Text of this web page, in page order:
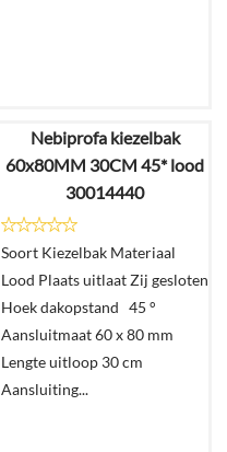
€22,43
€14,04
In
winkelmand
Nebiprofa kiezelbak
60x80MM 30CM 45* lood
30014440
Soort Kiezelbak Materiaal
Lood Plaats uitlaat Zij gesloten
Hoek dakopstand 45 °
Aansluitmaat 60 x 80 mm
Lengte uitloop 30 cm
Aansluiting...